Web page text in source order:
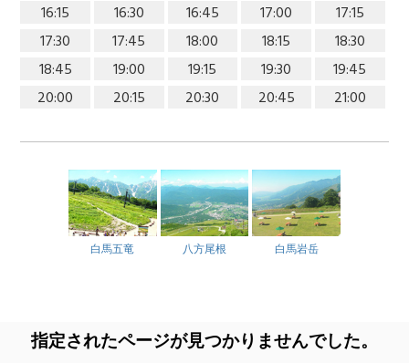
16:15
16:30 16:45 17:00
17:15
17:30
17:45 18:00 18:15
18:30
18:45
19:00 19:15 19:30
19:45
20:00
20:15 20:30 20:45 21:00
白馬五竜 八方尾根 白馬岩岳